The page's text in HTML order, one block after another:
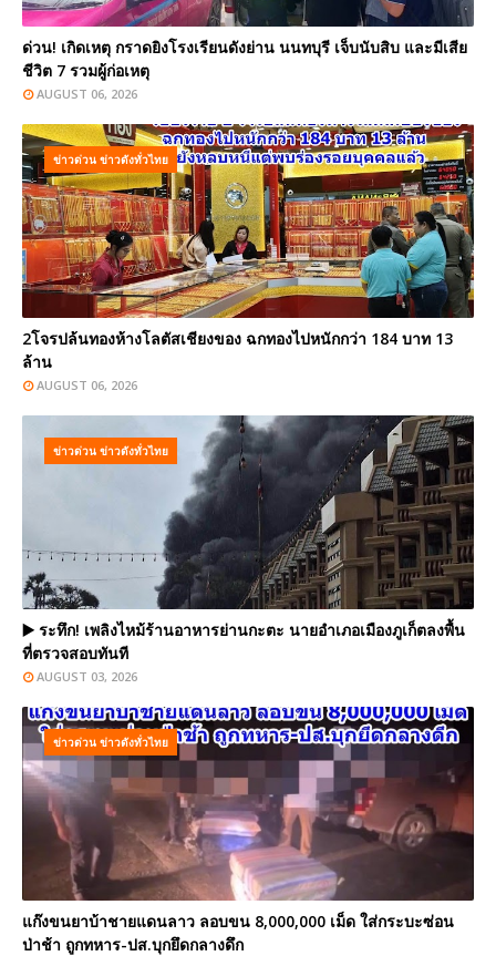
ด่วน! เกิดเหตุ กราดยิงโรงเรียนดังย่าน นนทบุรี เจ็บนับสิบ และมีเสีย
ชีวิต 7 รวมผู้ก่อเหตุ
AUGUST 06, 2026
ข่าวด่วน ข่าวดังทั่วไทย
2โจรปล้นทองห้างโลตัสเชียงของ ฉกทองไปหนักกว่า 184 บาท 13
ล้าน
AUGUST 06, 2026
ข่าวด่วน ข่าวดังทั่วไทย
▶️ ระทึก! เพลิงไหม้ร้านอาหารย่านกะตะ นายอำเภอเมืองภูเก็ตลงพื้น
ที่ตรวจสอบทันที
AUGUST 03, 2026
ข่าวด่วน ข่าวดังทั่วไทย
แก๊งขนยาบ้าชายแดนลาว ลอบขน 8,000,000 เม็ด ใส่กระบะซ่อน
ป่าช้า ถูกทหาร-ปส.บุกยึดกลางดึก